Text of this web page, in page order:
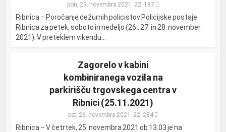
pon, 29. novembra 2021 187
Ribnica – Poročanje dežurnih policistov Policijske postaje
Ribnica za petek, soboto in nedeljo (26., 27. in 28. november
2021): V preteklem vikendu...
Zagorelo v kabini
kombiniranega vozila na
parkirišču trgovskega centra v
Ribnici (25.11.2021)
pet, 26. novembra 2021 284
Ribnica – V četrtek, 25. novembra 2021 ob 13.03 je na